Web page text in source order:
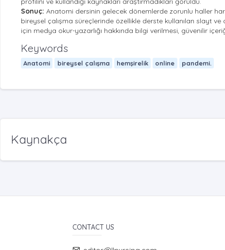
Sonuç: Anatomi dersinin gelecek dönemlerde zorunlu haller
bireysel çalışma süreçlerinde özellikle derste kullanılan slayt ve
için medya okur-yazarlığı hakkında bilgi verilmesi, güvenilir
Keywords
Anatomi bireysel çalışma hemşirelik online pandemi.
Kaynakça
CONTACT US